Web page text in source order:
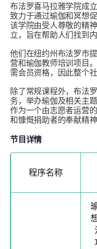
布法罗喜马拉雅学院成
致力于通过瑜伽和冥想
该学院由受人尊敬的精
立，旨在帮助人们找到
他们在纽约州布法罗市
营和瑜伽教师培训项目
需会员资格，因此整个社
除了常规课程外，布法
务，举办瑜伽及相关主
作为一个由志愿者运营
和慷慨捐助者的奉献精
节目详情
程序名称